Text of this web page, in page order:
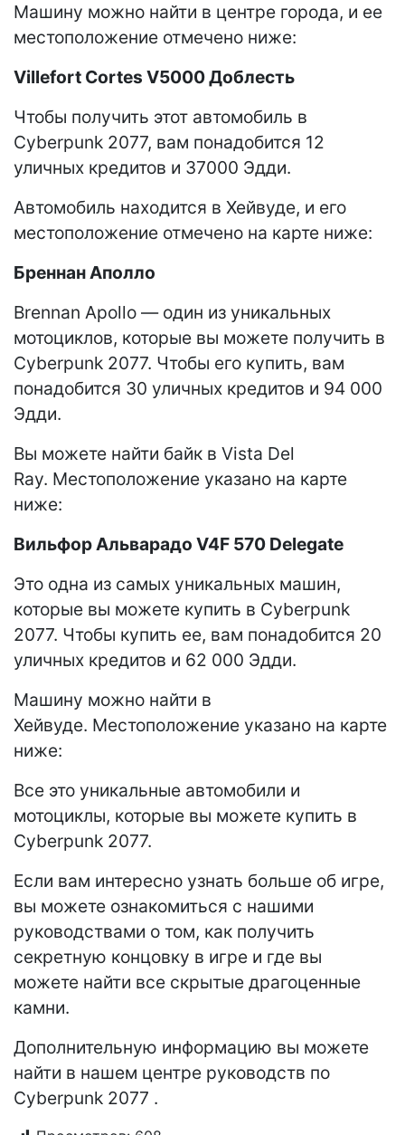
Машину можно найти в центре города, и ее
местоположение отмечено ниже:
Villefort Cortes V5000 Доблесть
Чтобы получить этот автомобиль в
Cyberpunk 2077, вам понадобится 12
уличных кредитов и 37000 Эдди.
Автомобиль находится в Хейвуде, и его
местоположение отмечено на карте ниже:
Бреннан Аполло
Brennan Apollo — один из уникальных
мотоциклов, которые вы можете получить в
Cyberpunk 2077. Чтобы его купить, вам
понадобится 30 уличных кредитов и 94 000
Эдди.
Вы можете найти байк в Vista Del
Ray. Местоположение указано на карте
ниже:
Вильфор Альварадо V4F 570 Delegate
Это одна из самых уникальных машин,
которые вы можете купить в Cyberpunk
2077. Чтобы купить ее, вам понадобится 20
уличных кредитов и 62 000 Эдди.
Машину можно найти в
Хейвуде. Местоположение указано на карте
ниже:
Все это уникальные автомобили и
мотоциклы, которые вы можете купить в
Cyberpunk 2077.
Если вам интересно узнать больше об игре,
вы можете ознакомиться с нашими
руководствами о том, как получить
секретную концовку в игре и где вы
можете найти все скрытые драгоценные
камни.
Дополнительную информацию вы можете
найти в нашем центре руководств по
Cyberpunk 2077 .